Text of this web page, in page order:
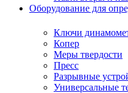
Оборудование для
Ключи
Копер
Меры твердости
Пресс
Разрывные
Универсальные